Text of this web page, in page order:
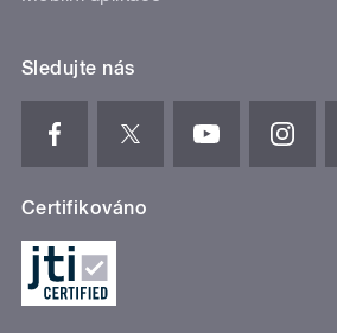
Sledujte nás
Certifikováno